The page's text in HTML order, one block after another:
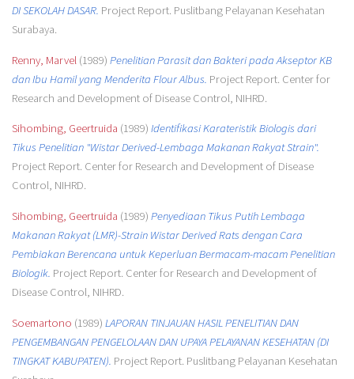
DI SEKOLAH DASAR. Project Report. Puslitbang Pelayanan Kesehatan
Surabaya.
Renny, Marvel(1989) Penelitian Parasit dan Bakteri pada Akseptor KB
dan Ibu Hamil yang Menderita Flour Albus. Project Report. Center for
Research and Development of Disease Control, NIHRD.
Sihombing, Geertruida (1989) Identifikasi Karateristik Biologis dari
Tikus Penelitian "Wistar Derived-Lembaga Makanan Rakyat Strain".
Project Report. Center for Research and Development of Disease
Control, NIHRD.
Sihombing, Geertruida (1989) Penyediaan Tikus Putih Lembaga
Makanan Rakyat (LMR)-Strain Wistar Derived Rats dengan Cara
Pembiakan Berencana untuk Keperluan Bermacam-macam Penelitian
Biologik. Project Report. Center for Research and Development of
Disease Control, NIHRD.
Soemartono (1989) LAPORAN TINJAUAN HASIL PENELITIAN DAN
PENGEMBANGAN PENGELOLAAN DAN UPAYA PELAYANAN KESEHATAN (DI
TINGKAT KABUPATEN). Project Report. Puslitbang Pelayanan Kesehatan